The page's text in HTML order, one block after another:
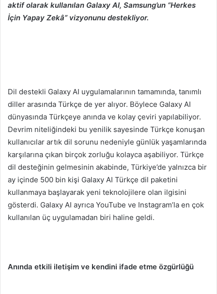
aktif olarak kullanılan Galaxy AI, Samsung’un “Herkes
İçin Yapay Zekâ” vizyonunu destekliyor.
Dil destekli Galaxy AI uygulamalarının tamamında, tanımlı
diller arasında Türkçe de yer alıyor. Böylece Galaxy AI
dünyasında Türkçeye anında ve kolay çeviri yapılabiliyor.
Devrim niteliğindeki bu yenilik sayesinde Türkçe konuşan
kullanıcılar artık dil sorunu nedeniyle günlük yaşamlarında
karşılarına çıkan birçok zorluğu kolayca aşabiliyor. Türkçe
dil desteğinin gelmesinin akabinde, Türkiye’de yalnızca bir
ay içinde 500 bin kişi Galaxy AI Türkçe dil paketini
kullanmaya başlayarak yeni teknolojilere olan ilgisini
gösterdi. Galaxy AI ayrıca YouTube ve Instagram’la en çok
kullanılan üç uygulamadan biri haline geldi.
Anında etkili iletişim ve kendini ifade etme özgürlüğü